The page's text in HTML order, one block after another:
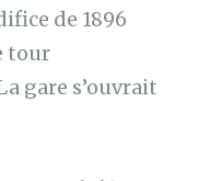
de 1896
tour
gare s’ouvrait